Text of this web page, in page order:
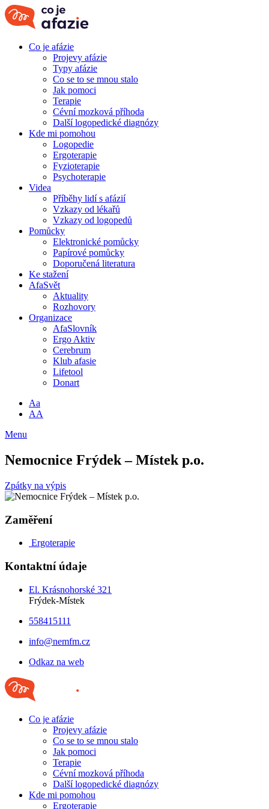
Co je afázie
Projevy afázie
Typy afázie
Co se to se mnou stalo
Jak pomoci
Terapie
Cévní mozková příhoda
Další logopedické diagnózy
Kde mi pomohou
Logopedie
Ergoterapie
Fyzioterapie
Psychoterapie
Videa
Příběhy lidí s afázií
Vzkazy od lékařů
Vzkazy od logopedů
Pomůcky
Elektronické pomůcky
Papírové pomůcky
Doporučená literatura
Ke stažení
AfaSvět
Aktuality
Rozhovory
Organizace
AfaSlovník
Ergo Aktiv
Cerebrum
Klub afasie
Lifetool
Donart
Aa
AA
Menu
Nemocnice Frýdek – Místek p.o.
Zpátky na výpis
Zaměření
Ergoterapie
Kontaktní údaje
El. Krásnohorské 321
Frýdek-Místek
558415111
info@nemfm.cz
Odkaz na web
Co je afázie
Projevy afázie
Co se to se mnou stalo
Jak pomoci
Terapie
Cévní mozková příhoda
Další logopedické diagnózy
Kde mi pomohou
Ergoterapie